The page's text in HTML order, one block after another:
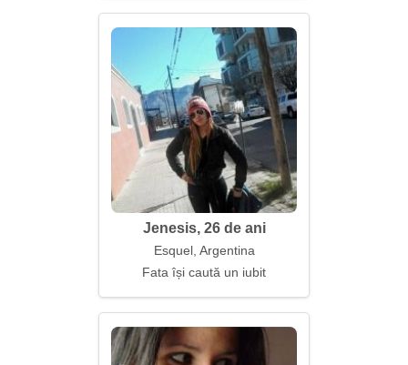
Jenesis, 26 de ani
Esquel, Argentina
Fata își caută un iubit